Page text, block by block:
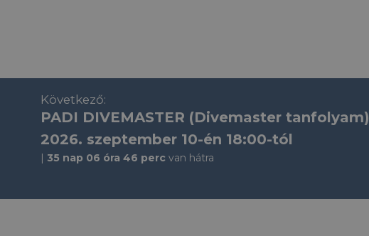
Következő:
PADI DIVEMASTER (Divemaster tanfolyam)
2026. szeptember 10-én 18:00-tól
35 nap 06 óra 46 perc van hátra